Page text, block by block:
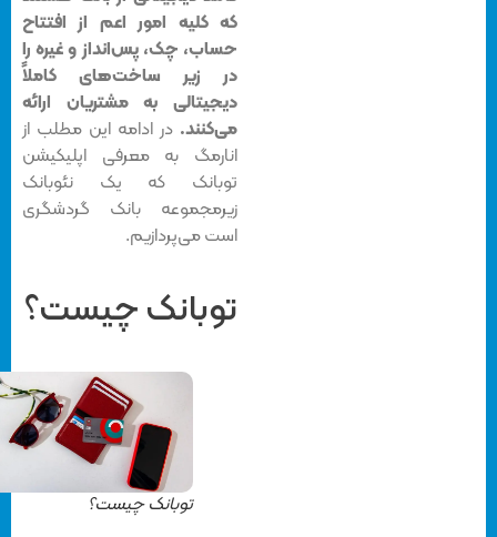
که کلیه امور اعم از افتتاح
حساب، چک، پس‌انداز و غیره را
در زیر ساخت‌های کاملاً
دیجیتالی به مشتریان ارائه
می‌کنند.در ادامه این مطلب از
انارمگ به معرفی اپلیکیشن
توبانک که یک نئوبانک
زیرمجموعه بانک گردشگری
است می‌پردازیم.
توبانک چیست؟
توبانک چیست؟